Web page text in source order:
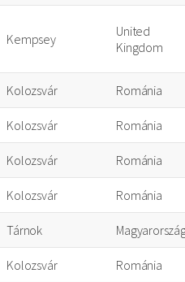
Kempsey
United
Kingdom
Kolozsvár Románia
Kolozsvár Románia
Kolozsvár Románia
Kolozsvár Románia
Tárnok
Kolozsvár Románia